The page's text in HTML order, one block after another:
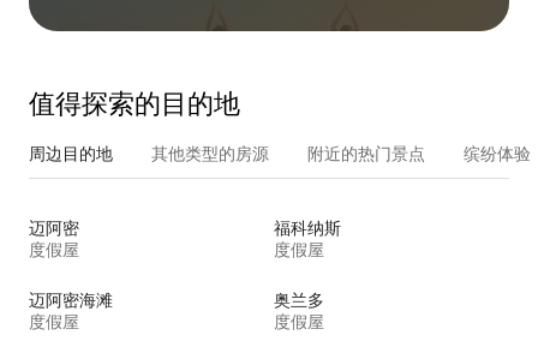
值得探索的目的地
周边目的地 其他类型的房源 附近的热门景点 缤纷体验
迈阿密
度假屋
福科纳斯
度假屋
迈阿密海滩
度假屋
奥兰多
度假屋